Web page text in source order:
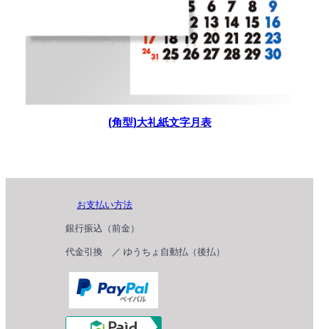
(角型)大礼紙文字月表
お支払い方法
銀行振込（前金）
代金引換 ／ ゆうちょ自動払（後払）